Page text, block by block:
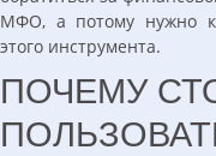
МФО, а потому нужно
этого инструмента.
ПОЧЕМУ